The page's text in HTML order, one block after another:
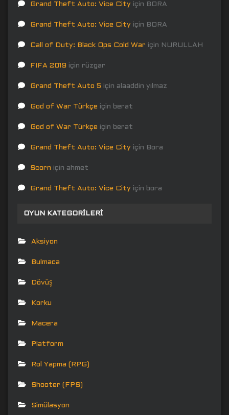
Grand Theft Auto: Vice City için BORA
Grand Theft Auto: Vice City için BORA
Call of Duty: Black Ops Cold War için NURULLAH
FIFA 2019 için rüzgar
Grand Theft Auto 5 için alaaddin yılmaz
God of War Türkçe için berat
God of War Türkçe için berat
Grand Theft Auto: Vice City için Bora
Scorn için ahmet
Grand Theft Auto: Vice City için bora
OYUN KATEGORILERI
Aksiyon
Bulmaca
Dövüş
Korku
Macera
Platform
Rol Yapma (RPG)
Shooter (FPS)
Simülasyon